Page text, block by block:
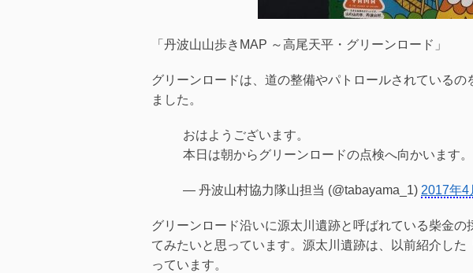
「丹波山山歩きMAP ～高尾天平・グリーンロード」
グリーンロードは、道の整備やパトロールされている
ました。
おはようございます。
本日は朝からグリーンロードの点検へ向かいます。
— 丹波山村協力隊山担当 (@tabayama_1) 2017年4
グリーンロード沿いに源太川遺跡と呼ばれている柴金
てみたいと思っています。源太川遺跡は、以前紹介した
っています。